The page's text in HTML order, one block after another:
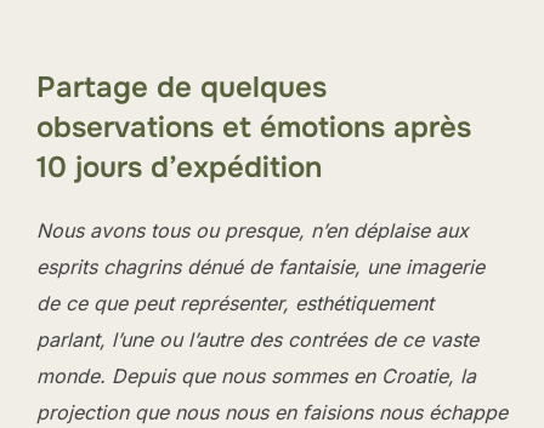
Partage de quelques
observations et émotions après
10 jours d’expédition
Nous avons tous ou presque, n’en déplaise aux
esprits chagrins dénué de fantaisie, une imagerie
de ce que peut représenter, esthétiquement
parlant, l’une ou l’autre des contrées de ce vaste
monde. Depuis que nous sommes en Croatie, la
projection que nous nous en faisions nous échappe